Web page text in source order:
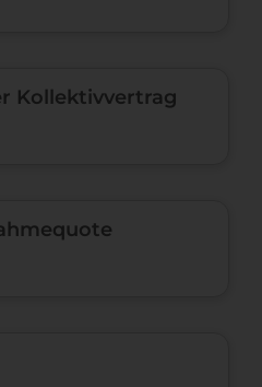
Kollektivvertrag